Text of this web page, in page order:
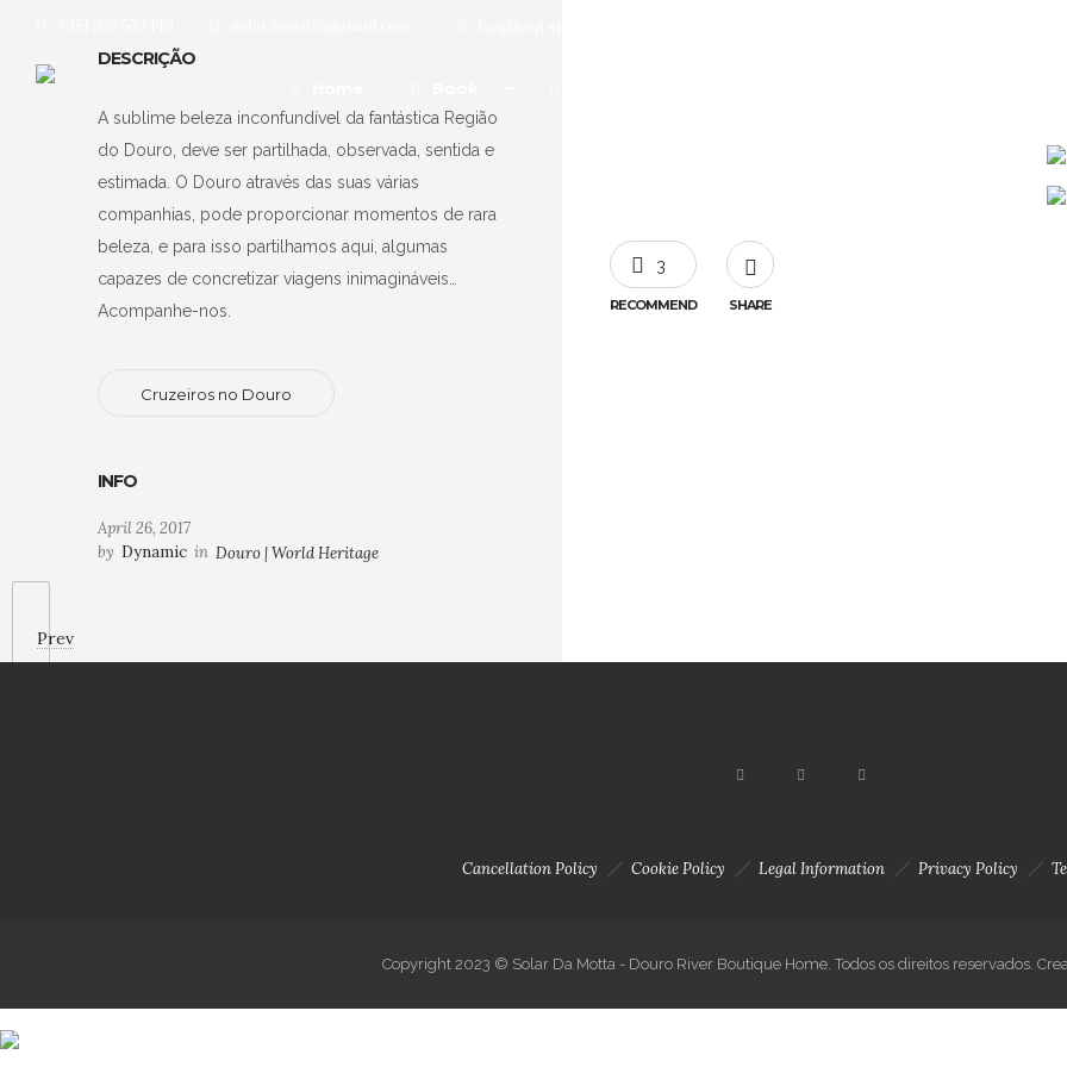
Prev
3
RECOMMEND SHARE
DESCRIÇÃO
A sublime beleza inconfundível da fantástica Região
do Douro, deve ser partilhada, observada, sentida e
estimada. O Douro através das suas várias
companhias, pode proporcionar momentos de rara
beleza, e para isso partilhamos aqui, algumas
capazes de concretizar viagens inimagináveis…
Acompanhe-nos.
Cruzeiros no Douro
INFO
April 26, 2017
by Dynamic in Douro | World Heritage
Cancellation Policy Cookie Policy Legal Information Privacy Policy
Copyright 2023 © Solar Da Motta - Douro River Boutique Home. Todos os direitos reservados.